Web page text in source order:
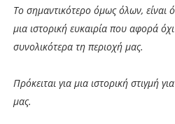
Το σημαντικότερο όμως όλων, είναι
μια ιστορική ευκαιρία που αφορά
συνολικότερα τη περιοχή μας.
Πρόκειται για μια ιστορική στιγμή
μας.